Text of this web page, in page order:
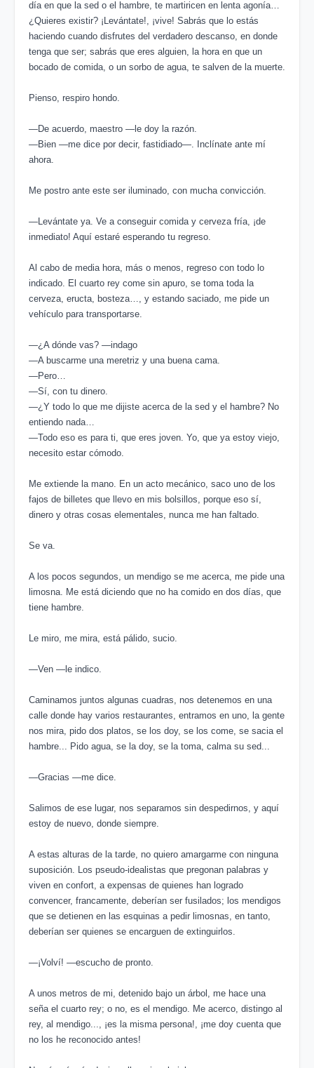
día en que la sed o el hambre, te martiricen en lenta agonía…
¿Quieres existir? ¡Levántate!, ¡vive! Sabrás que lo estás
haciendo cuando disfrutes del verdadero descanso, en donde
tenga que ser; sabrás que eres alguien, la hora en que un
bocado de comida, o un sorbo de agua, te salven de la muerte.
Pienso, respiro hondo.
―De acuerdo, maestro ―le doy la razón.
―Bien ―me dice por decir, fastidiado―. Inclínate ante mí
ahora.
Me postro ante este ser iluminado, con mucha convicción.
―Levántate ya. Ve a conseguir comida y cerveza fría, ¡de
inmediato! Aquí estaré esperando tu regreso.
Al cabo de media hora, más o menos, regreso con todo lo
indicado. El cuarto rey come sin apuro, se toma toda la
cerveza, eructa, bosteza…, y estando saciado, me pide un
vehículo para transportarse.
―¿A dónde vas? ―indago
―A buscarme una meretriz y una buena cama.
―Pero…
―Sí, con tu dinero.
―¿Y todo lo que me dijiste acerca de la sed y el hambre? No
entiendo nada…
―Todo eso es para ti, que eres joven. Yo, que ya estoy viejo,
necesito estar cómodo.
Me extiende la mano. En un acto mecánico, saco uno de los
fajos de billetes que llevo en mis bolsillos, porque eso sí,
dinero y otras cosas elementales, nunca me han faltado.
Se va.
A los pocos segundos, un mendigo se me acerca, me pide una
limosna. Me está diciendo que no ha comido en dos días, que
tiene hambre.
Le miro, me mira, está pálido, sucio.
―Ven ―le indico.
Caminamos juntos algunas cuadras, nos detenemos en una
calle donde hay varios restaurantes, entramos en uno, la gente
nos mira, pido dos platos, se los doy, se los come, se sacia el
hambre... Pido agua, se la doy, se la toma, calma su sed...
―Gracias ―me dice.
Salimos de ese lugar, nos separamos sin despedirnos, y aquí
estoy de nuevo, donde siempre.
A estas alturas de la tarde, no quiero amargarme con ninguna
suposición. Los pseudo-idealistas que pregonan palabras y
viven en confort, a expensas de quienes han logrado
convencer, francamente, deberían ser fusilados; los mendigos
que se detienen en las esquinas a pedir limosnas, en tanto,
deberían ser quienes se encarguen de extinguirlos.
―¡Volví! ―escucho de pronto.
A unos metros de mi, detenido bajo un árbol, me hace una
seña el cuarto rey; o no, es el mendigo. Me acerco, distingo al
rey, al mendigo..., ¡es la misma persona!, ¡me doy cuenta que
no los he reconocido antes!